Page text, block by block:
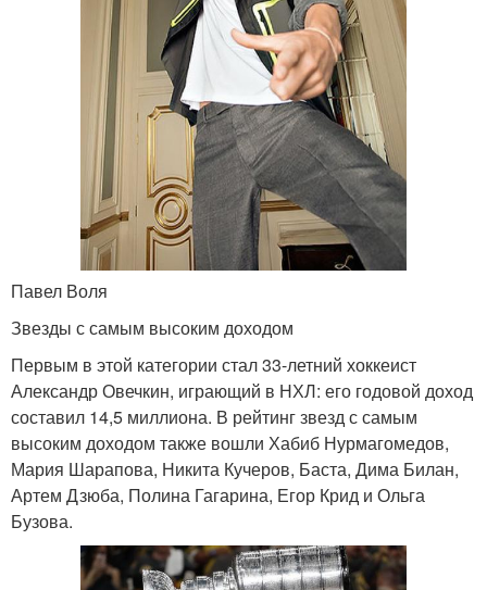
Павел Воля
Звезды с самым высоким доходом
Первым в этой категории стал 33-летний хоккеист
Александр Овечкин, играющий в НХЛ: его годовой доход
составил 14,5 миллиона. В рейтинг звезд с самым
высоким доходом также вошли Хабиб Нурмагомедов,
Мария Шарапова, Никита Кучеров, Баста, Дима Билан,
Артем Дзюба, Полина Гагарина, Егор Крид и Ольга
Бузова.